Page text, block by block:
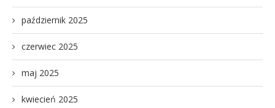
październik 2025
czerwiec 2025
maj 2025
kwiecień 2025